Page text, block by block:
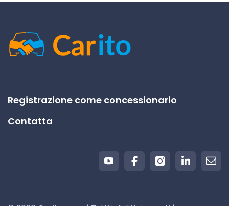
Registrazione come concessionario
Contatta